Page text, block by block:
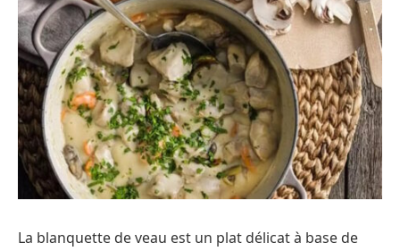
La blanquette de veau est un plat délicat à base de